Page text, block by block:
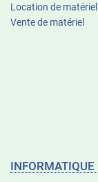
Location de matériel
Vente de matériel
INFORMATIQUE